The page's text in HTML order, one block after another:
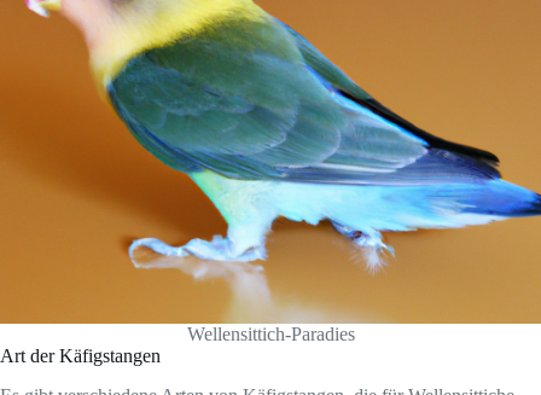
Wellensittich-Paradies
Art der Käfigstangen